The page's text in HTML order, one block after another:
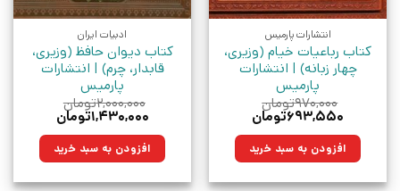
انتشارات پارمیس
کتاب رباعیات خیام (وزیری،
چهار زبانه) | انتشارات
پارمیس
۹۷۰,۰۰۰تومان
قیمت
۹۷۰,۰۰۰تومان
بود.
۶۹۳,۵۵۰تومان
۶۹۳,۵۵۰تومان. افزودن به سبد خرید
ادبیات ایران
کتاب دیوان حافظ (وزیری،
قابدار، چرم) | انتشارات
پارمیس
۲,۰۰۰,۰۰۰تومان
قیمت
۲,۰۰۰,۰۰۰تومان
بود.
۱,۴۳۰,۰۰۰تومان
۱,۴۳۰,۰۰۰تومان. افزودن به سبد خرید